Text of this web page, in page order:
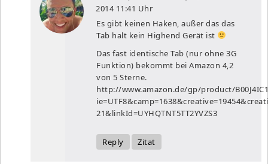
201411:41 Uhr
Es gibt keinen Haken, außer das das
Tab halt kein Highend Gerät ist
Das fast identische Tab (nur ohne 3G
Funktion) bekommt bei Amazon 4,2
von 5 Sterne.
http://www.amazon.de/gp/product/
21&linkId=UYHQTNT5TT2YVZS3
Reply Zitat